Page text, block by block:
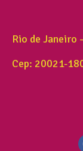
Rio de Janeiro
Cep: 20021-